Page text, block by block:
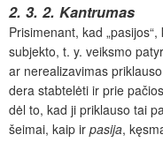
2. 3. 2. Kantrumas
Prisimenant, kad
subjekto, t. y. veiksmo
ar nerealizavimas
dera stabtelėti ir prie pačios
dėl to, kad ji priklauso tai
šeimai, kaip ir pasija,